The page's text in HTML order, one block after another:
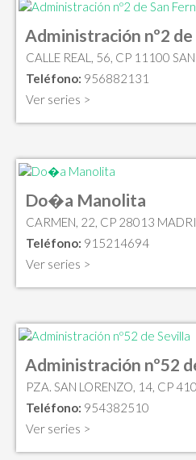
Administración nº2 de
CALLE REAL, 56, CP 11100
Teléfono: 956882131
Ver series >
Do�a Manolita
CARMEN, 22, CP 28013
Teléfono: 915214694
Ver series >
Administración nº52
PZA. SAN LORENZO, 14, CP
Teléfono: 954382510
Ver series >